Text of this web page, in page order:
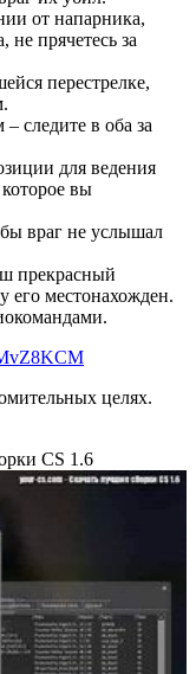
от напарника,
не прячетесь за
перестрелке,
следите в оба за
для ведения
вы
враг не услышал
прекрасный
его местонахожден.
целях.
CS 1.6